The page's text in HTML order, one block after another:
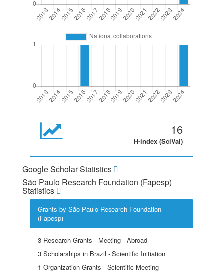
16
H-index (SciVal)
Google Scholar Statistics
São Paulo Research Foundation (Fapesp)
Statistics
Grants by São Paulo Research Foundation
(Fapesp)
3 Research Grants - Meeting - Abroad
3 Scholarships in Brazil - Scientific Initiation
1 Organization Grants - Scientific Meeting